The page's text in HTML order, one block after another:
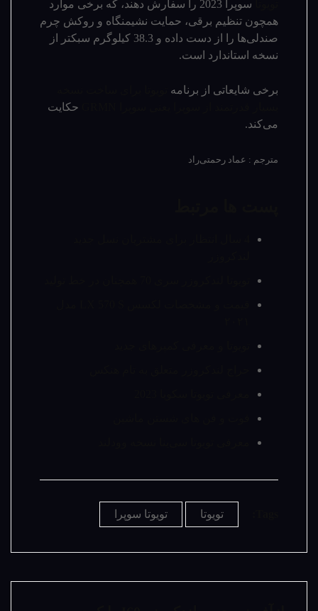
سوپرا 2023 را سفارش دهند، که برخی موارد
همچون تنظیم برقی، حمایت نشیمنگاه و روکش چرم
صندلی‌ها را از دست داده و 38.3 کیلوگرم سبکتر از
نسخه استاندارد است.
برخی شایعاتی از برنامه
حکایت
می­‌کند.
مترجم : عماد رحمتی‌راد
تویوتا تویوتا سوپرا